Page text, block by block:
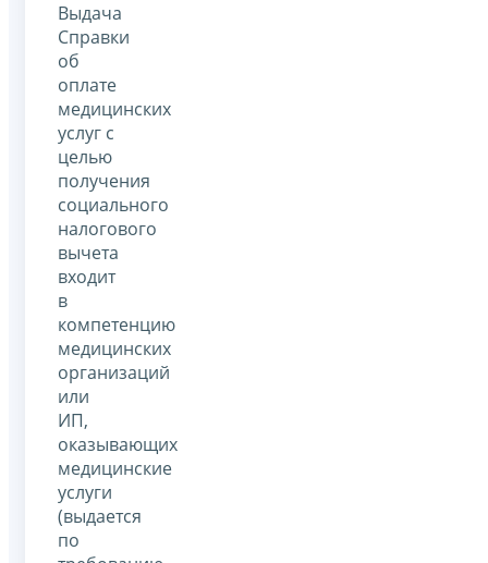
Выдача
Справки
об
оплате
медицинских
услуг с
целью
получения
социального
налогового
вычета
входит
в
компетенцию
медицинских
организаций
или
ИП,
оказывающих
медицинские
услуги
(выдается
по